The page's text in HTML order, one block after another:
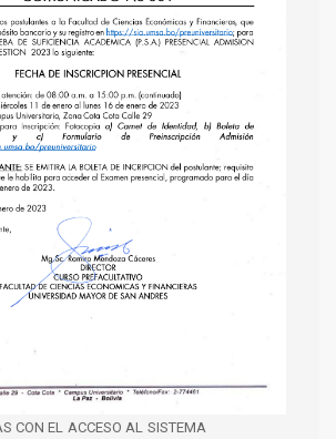
CON EL ACCESO AL SISTEMA